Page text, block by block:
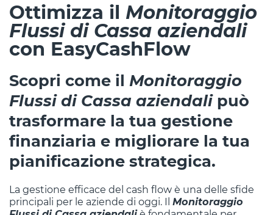
Ottimizza il Monitoraggio
Flussi di Cassa aziendali
con EasyCashFlow
Scopri come il Monitoraggio
Flussi di Cassa aziendalipuò
trasformare la tua gestione
finanziaria e migliorare la tua
pianificazione strategica.
La gestione efficace del cash flow è una delle sfide
principali per le aziende di oggi. Il Monitoraggio